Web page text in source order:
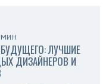
БУДУЩЕГО: ЛУЧШИЕ
ДИЗАЙНЕРОВ И